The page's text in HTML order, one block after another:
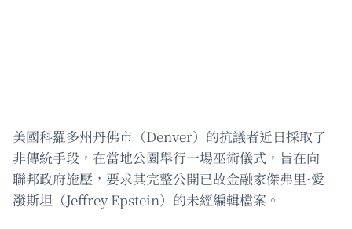
美國科羅多州丹佛市（Denver）的抗議者近日採取了
非傳統手段，在當地公園舉行一場巫術儀式，旨在向
聯邦政府施壓，要求其完整公開已故金融家傑弗里·愛
潑斯坦（Jeffrey Epstein）的未經編輯檔案。